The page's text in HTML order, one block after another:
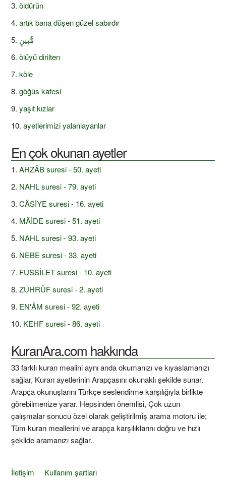
öldürün
artık bana düşen güzel sabırdır
مُّبِينٍ
ölüyü dirilten
köle
göğüs kafesi
yaşıt kızlar
ayetlerimizi yalanlayanlar
En çok okunan ayetler
AHZÂB suresi - 50. ayeti
NAHL suresi - 79. ayeti
CÂSİYE suresi - 16. ayeti
MÂİDE suresi - 51. ayeti
NAHL suresi - 93. ayeti
NEBE suresi - 33. ayeti
FUSSİLET suresi - 10. ayeti
ZUHRÛF suresi - 2. ayeti
EN'ÂM suresi - 92. ayeti
KEHF suresi - 86. ayeti
KuranAra.com hakkında
33 farklı kuran mealini aynı anda okumanızı ve kıyaslamanızı
sağlar, Kuran ayetlerinin Arapçasını okunaklı şekilde sunar.
Arapça okunuşlarını Türkçe seslendirme karşılığıyla birlikte
görebilmenize yarar. Hepsinden önemlisi, Çok uzun
çalışmalar sonucu özel olarak geliştirilmiş arama motoru ile;
Tüm kuran meallerini ve arapça karşılıklarını doğru ve hızlı
şekilde aramanızı sağlar.
İletişim Kullanım şartları